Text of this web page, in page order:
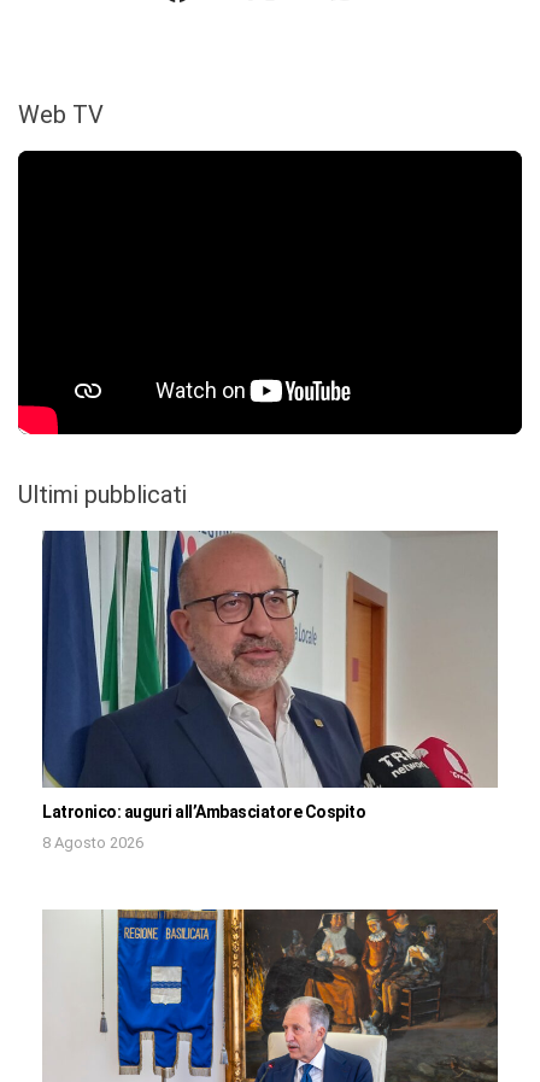
Web TV
Ultimi pubblicati
Latronico: auguri all’Ambasciatore Cospito
8 Agosto 2026